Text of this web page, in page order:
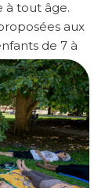
à tout âge.
aux
ants de 7 à